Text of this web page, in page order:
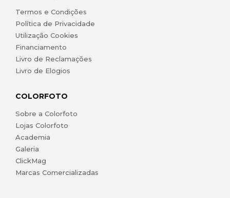
Termos e Condições
Política de Privacidade
Utilização Cookies
Financiamento
Livro de Reclamações
Livro de Elogios
COLORFOTO
Sobre a Colorfoto
Lojas Colorfoto
Academia
Galeria
ClickMag
Marcas Comercializadas